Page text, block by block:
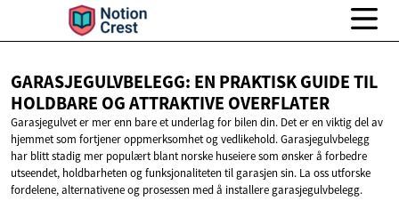
GARASJEGULVBELEGG: EN PRAKTISK GUIDE TIL
HOLDBARE OGATTRAKTIVE OVERFLATER
Garasjegulvet er mer enn bare et underlag for bilen din. Det er en viktig del av
hjemmet som fortjener oppmerksomhet og vedlikehold. Garasjegulvbelegg
har blitt stadig mer populært blant norske huseiere som ønsker å forbedre
utseendet, holdbarheten og funksjonaliteten til garasjen sin. La oss utforske
fordelene, alternativene og prosessen med å installere garasjegulvbelegg.